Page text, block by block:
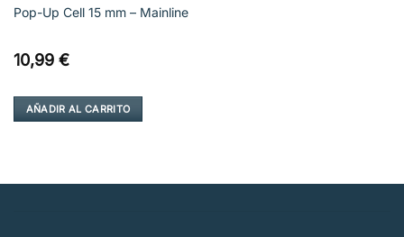
Pop-Up Cell 15 mm – Mainline
10,99 €
AÑADIR AL CARRITO